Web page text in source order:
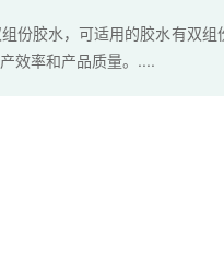
份胶水，可适用的胶水有双组
效率和产品质量。....